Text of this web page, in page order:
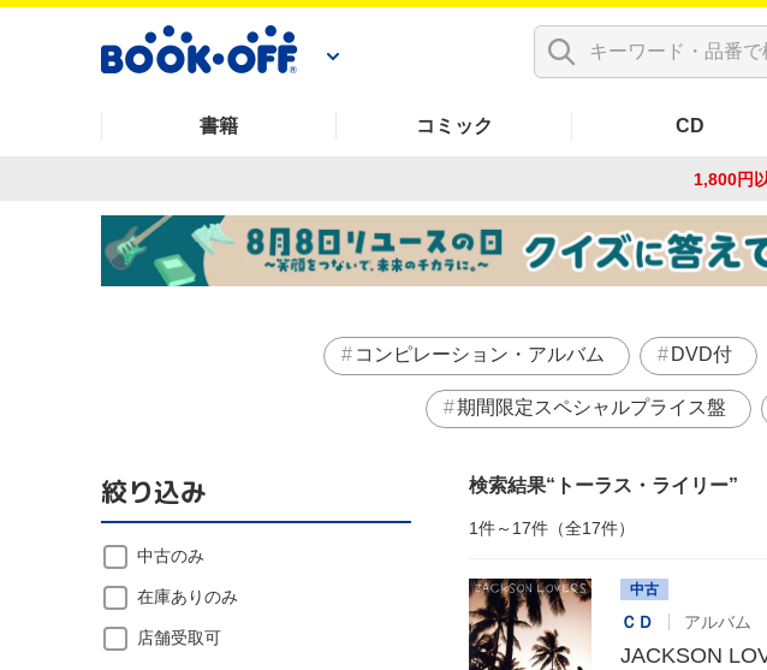
書籍 コミック CD
1,800円
コンピレーション・アルバム DVD付
期間限定スペシャルプライス盤
検索結果 トーラス・ライリー
1件～17件（全17件）
中古
ＣＤ アルバム
JACKSON
絞り込み
中古のみ
在庫ありのみ
店舗受取可